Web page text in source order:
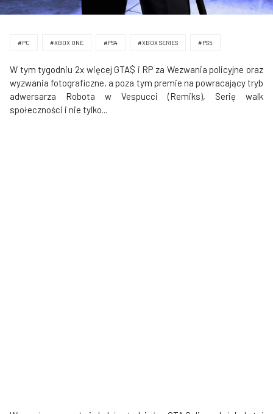
#PC #XBOX ONE #PS4 #XBOX SERIES #PS5
W tym tygodniu 2x więcej GTA$ i RP za Wezwania policyjne oraz
wyzwania fotograficzne, a poza tym premie na powracający tryb
adwersarza Robota w Vespucci (Remiks), Serię walk
społeczności i nie tylko...